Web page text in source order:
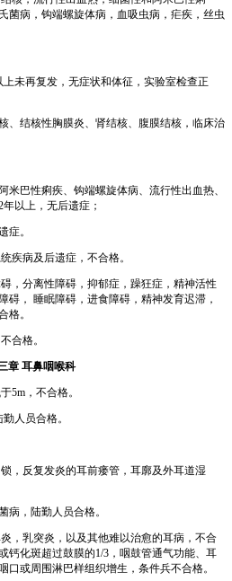
菌病，钩端螺旋体病，血吸虫病，疟疾，丝虫
上未再复发，无症状和体征，实验室检查正
、结核性胸膜炎、肾结核、腹膜结核，临床治
米巴性痢疾、钩端螺旋体病、流行性出血热、
以上，无后遗症；
症。
疾病及后遗症，不合格。
，分离性障碍，抑郁症，躁狂症，精神活性
碍， 睡眠障碍，进食障碍，精神发育迟滞，
格。
合格。
章 耳鼻咽喉科
5m，不合格。
人员合格。
，反复发炎的耳前瘘管，耳廓及外耳道湿
病，陆勤人员合格。
，乳突炎，以及其他难以治愈的耳病，不合
钙化斑超过鼓膜的1/3，咽鼓管通气功能、耳
口或周围淋巴样组织增生，条件兵不合格。